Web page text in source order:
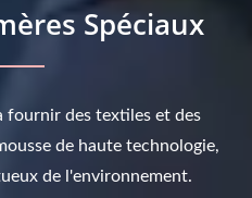
Spéciaux
fournir des textiles et des
de haute technologie,
de l'environnement.